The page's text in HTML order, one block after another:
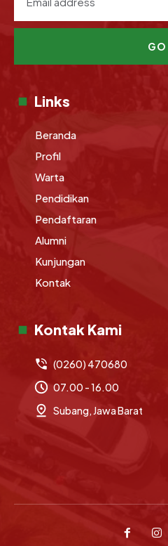
GO
Links
Beranda
Profil
Warta
Pendidikan
Pendaftaran
Alumni
Kunjungan
Kontak
Kontak Kami
(0260) 470680
07.00 - 16.00
Subang, Jawa Barat